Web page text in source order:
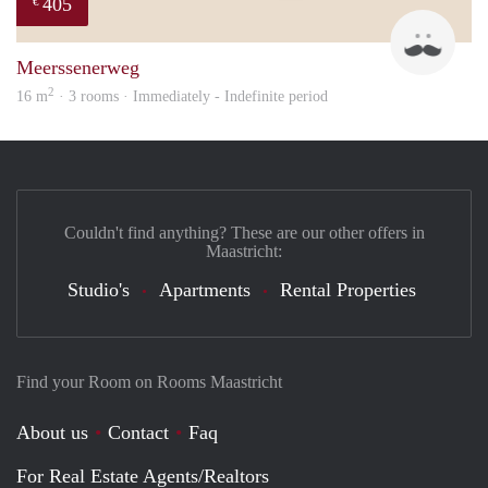
405
Meerssenerweg
16 m2 · 3 rooms · Immediately - Indefinite period
Find your Room on Rooms Maastricht
About us Contact
Faq
For Real Estate Agents/Realtors
Couldn't find anything? These are our other offers in
Maastricht:
Studio's Apartments Rental Properties